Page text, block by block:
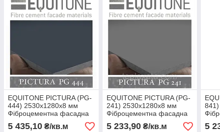
EQUITONE PICTURA (PG-
444) 2530х1280х8 мм
Фіброцементна фасадна
панель ЕКВІТОН
5 435,10 ₴/кв.м
EQUITONE PICTURA (PG-
241) 2530х1280х8 мм
Фіброцементна фасадна
панель ЕКВІТОН
5 233,90₴/кв.м 5